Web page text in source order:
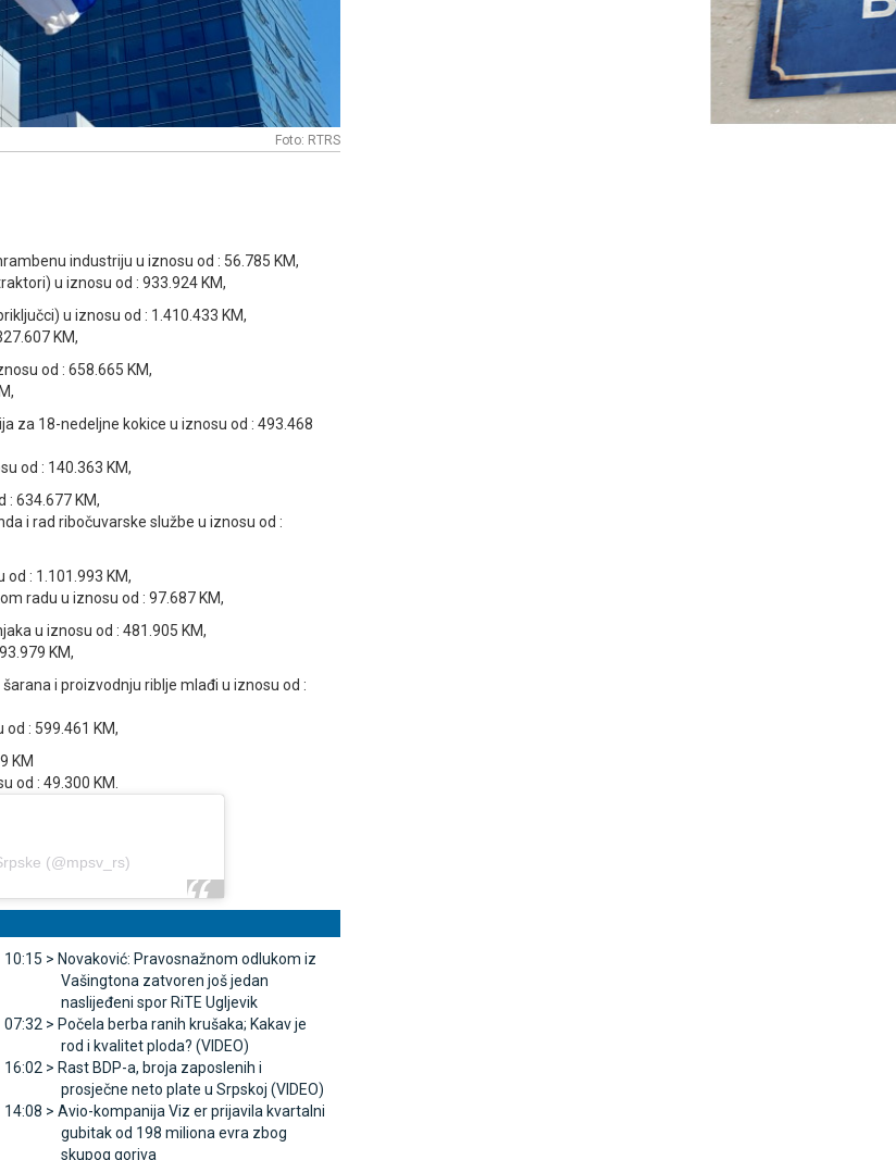
Foto: RTRS
industriju u iznosu od : 56.785 KM,
u iznosu od : 933.924 KM,
u iznosu od : 1.410.433 KM,
KM,
od : 658.665 KM,
za 18-nedeljne kokice u iznosu od : 493.468
od : 140.363 KM,
: 634.677 KM,
i rad ribočuvarske službe u iznosu od :
: 1.101.993 KM,
radu u iznosu od : 97.687 KM,
u iznosu od : 481.905 KM,
KM,
i proizvodnju riblje mlađi u iznosu od :
: 599.461 KM,
KM
od : 49.300 KM.
(@mpsv_rs)
10:15 > Novaković: Pravosnažnom odlukom iz
Vašingtona zatvoren još jedan
naslijeđeni spor RiTE Ugljevik
07:32 > Počela berba ranih krušaka; Kakav je
rod i kvalitet ploda? (VIDEO)
16:02 > Rast BDP-a, broja zaposlenih i
prosječne neto plate u Srpskoj (VIDEO)
14:08 > Avio-kompanija Viz er prijavila kvartalni
gubitak od 198 miliona evra zbog
skupog goriva